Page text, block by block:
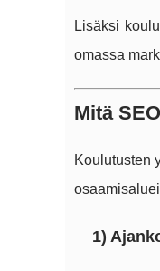
Lisäksi
omassa
Mitä
Koulutusten
1)